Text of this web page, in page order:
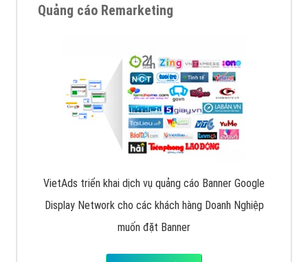
Quảng cáo Remarketing
VietAds triển khai dịch vụ quảng cáo Banner Google
Display Network cho các khách hàng Doanh Nghiệp
muốn đặt Banner